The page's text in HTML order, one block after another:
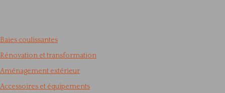
Baies coulissantes
Rénovation et transformation
Aménagement extérieur
Accessoires et équipements